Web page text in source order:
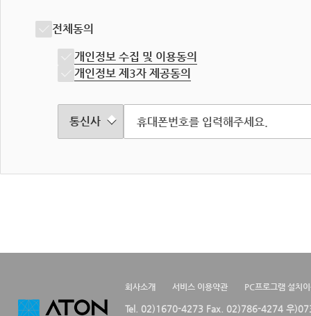
전체동의
개인정보 수집 및 이용동의
개인정보 제3자 제공동의
회사소개 서비스 이용약관 PC프로그램 설치
Tel. 02)1670-4273 Fax. 02)786-4274 우